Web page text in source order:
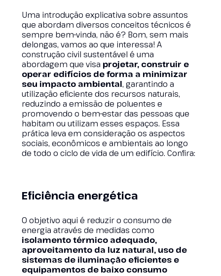
Uma introdução explicativa sobre assuntos
que abordam diversos conceitos técnicos é
sempre bem-vinda, não é? Bom, sem mais
delongas, vamos ao que interessa! A
construção civil sustentável é uma
abordagem que visa projetar, construir e
operar edifícios de forma a minimizar
seu impacto ambiental, garantindo a
utilização eficiente dos recursos naturais,
reduzindo a emissão de poluentes e
promovendo o bem-estar das pessoas que
habitam ou utilizam esses espaços. Essa
prática leva em consideração os aspectos
sociais, econômicos e ambientais ao longo
de todo o ciclo de vida de um edifício. Confira:
Eficiência energética
O objetivo aqui é reduzir o consumo de
energia através de medidas como
isolamento térmico adequado,
aproveitamento da luz natural, uso de
sistemas de iluminação eficientes e
equipamentos de baixo consumo